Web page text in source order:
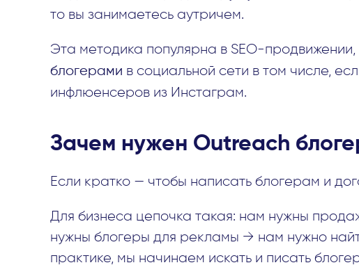
то вы занимаетесь аутричем.
Эта методика популярна в SEO-продвижении,
блогерами в социальной сети в том числе,
инфлюенсеров из Инстаграм.
Зачем нужен Outreach
Если кратко — чтобы написать блогерам и
Для бизнеса цепочка такая: нам нужны
нужны блогеры для рекламы → нам нужно
практике, мы начинаем искать и писать